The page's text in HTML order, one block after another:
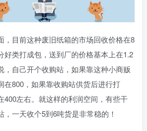
，目前这种废旧纸箱的市场回收价格在8
好类打成包，送到厂的价格基本上在1.2
，自己开个收购站，如果靠这种小商贩
在800，如果靠收购站供货后进行打
400左右。就这样的利润空间，有些干
一天收个5到6吨货是非常稳的！